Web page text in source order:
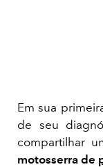
Em sua
de seu
compartilhar
motosserra de